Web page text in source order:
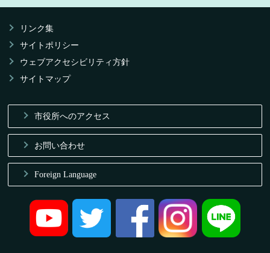
リンク集
サイトポリシー
ウェブアクセシビリティ方針
サイトマップ
市役所へのアクセス
お問い合わせ
Foreign Language